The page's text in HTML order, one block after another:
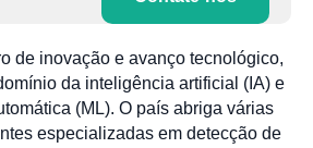
de inovação e avanço tecnológico,
da inteligência artificial (IA) e
(ML). O país abriga várias
especializadas em detecção de